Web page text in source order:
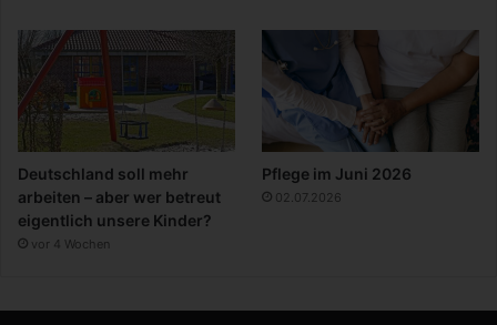
Deutschland soll mehr
arbeiten – aber wer betreut
eigentlich unsere Kinder?
vor 4 Wochen
Pflege im Juni 2026
02.07.2026